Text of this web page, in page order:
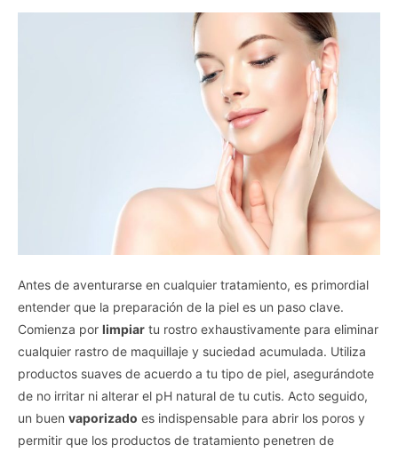
Antes de aventurarse en cualquier tratamiento, es primordial
entender que la preparación de la piel es un paso clave.
Comienza por limpiar tu rostro exhaustivamente para eliminar
cualquier rastro de maquillaje y suciedad acumulada. Utiliza
productos suaves de acuerdo a tu tipo de piel, asegurándote
de no irritar ni alterar el pH natural de tu cutis. Acto seguido,
un buen vaporizado es indispensable para abrir los poros y
permitir que los productos de tratamiento penetren de